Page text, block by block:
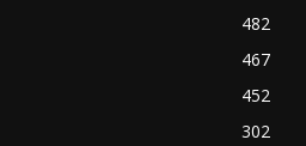
482
467
452
302